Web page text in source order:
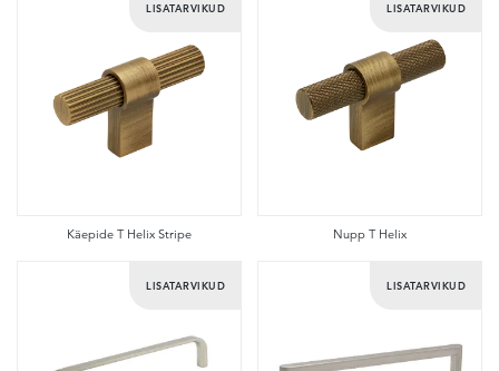
LISATARVIKUD
Käepide T Helix Stripe
LISATARVIKUD
Nupp T Helix
LISATARVIKUD LISATARVIKUD